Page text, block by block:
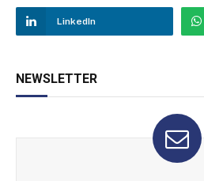
LinkedIn
NEWSLETTER